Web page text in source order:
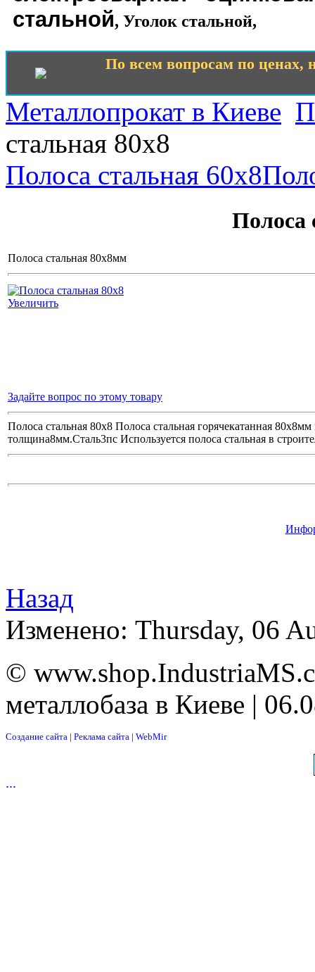
стальной, Уголок стальной,
По всем вопросам по ценах,
Металлопрокат в Киеве
стальная 80х8
Полоса стальная 60х8
Полоса
Полоса стальная 80х8мм
Увеличить
Задайте вопрос по этому товару
Полоса стальная 80х8 Полоса стальная горячекатанная
толщина8мм.Сталь3пс Используется полоса стальная в
Назад
Изменено: Thursday, 06
©
металлобаза в Киеве |
Создание сайта | Реклама сайта | WebMir
...